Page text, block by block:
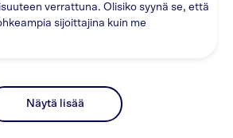
verrattuna. Olisiko syynä se, että
sijoittajina kuin me
Näytä lisää